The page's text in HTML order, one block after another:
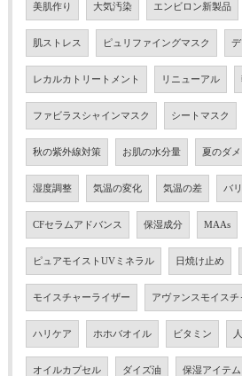
美肌作り 大気汚染 エンビロン新製品
肌ストレス ピュリファイングマスク
レカルカトリートメント リニューアル
ファビラスシャインマスク シートマスク
秋の紫外線対策 お肌の水分量 夏のダ
湿度調整 気温の変化 気温の差 バ
CFセラムアドバンス 保湿成分 MAAs
ピュアモイストUVミネラル 日焼け止め
モイスチャーライザー アヴァンスモイスチ
ハリケア ホホバオイル ビタミン
オイルカプセル ダイズ油 保湿アイテム